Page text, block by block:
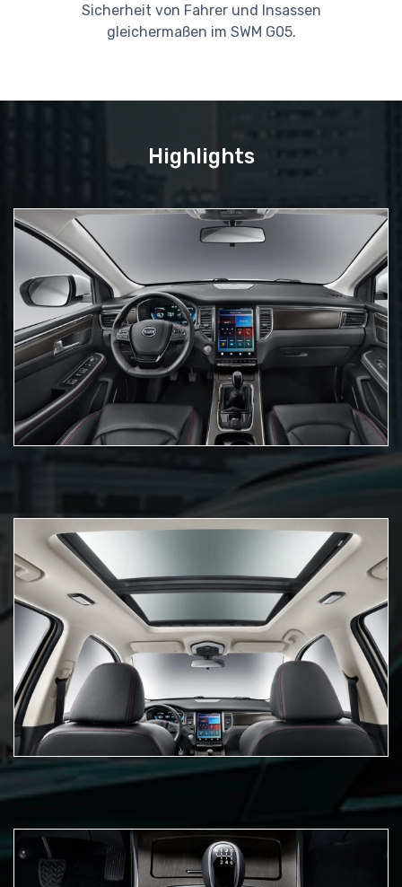
Sicherheit von Fahrer und Insassen
gleichermaßen im SWM G05.
Highlights